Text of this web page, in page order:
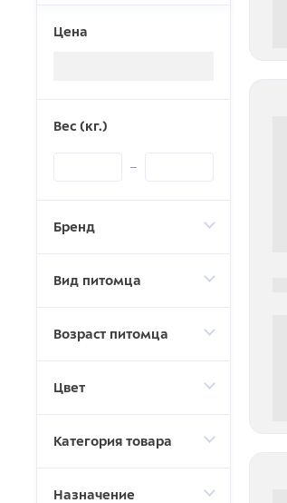
Цена
Вес (кг.)
Бренд
Вид питомца
Возраст питомца
Цвет
Категория товара
Назначение